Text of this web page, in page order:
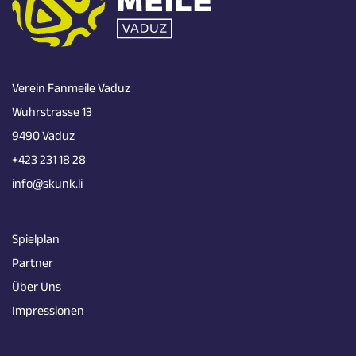
Verein Fanmeile Vaduz
Wuhrstrasse 13
9490 Vaduz
+423 231 18 28
info@skunk.li
Spielplan
Partner
Über Uns
Impressionen